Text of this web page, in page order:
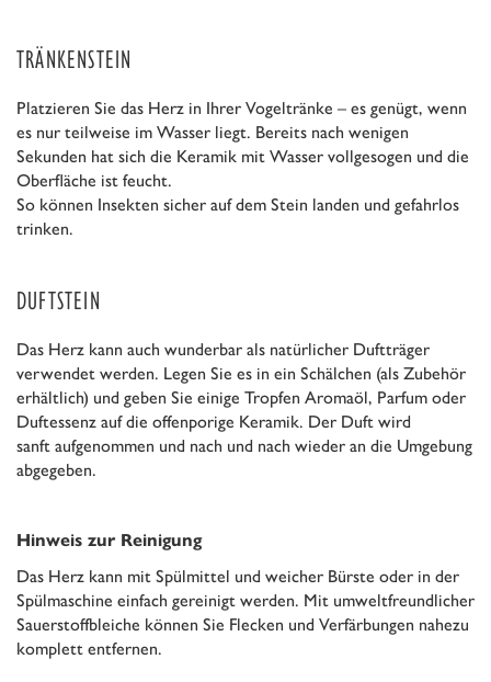
TRÄNKENSTEIN
Platzieren Sie das Herz in Ihrer Vogeltränke – es genügt, wenn
es nur teilweise im Wasser liegt. Bereits nach wenigen
Sekunden hat sich die Keramik mit Wasser vollgesogen und die
Oberfläche ist feucht.
So können Insekten sicher auf dem Stein landen und gefahrlos
trinken.
DUFTSTEIN
Das Herz kann auch wunderbar als natürlicher Duftträger
verwendet werden. Legen Sie es in ein Schälchen (als Zubehör
erhältlich) und geben Sie einige Tropfen Aromaöl, Parfum oder
Duftessenz auf die offenporige Keramik. Der Duft wird
sanft aufgenommen und nach und nach wieder an die Umgebung
abgegeben.
Hinweis zur Reinigung
Das Herz kann mit Spülmittel und weicher Bürste oder in der
Spülmaschine einfach gereinigt werden. Mit umweltfreundlicher
Sauerstoffbleiche können Sie Flecken und Verfärbungen nahezu
komplett entfernen.